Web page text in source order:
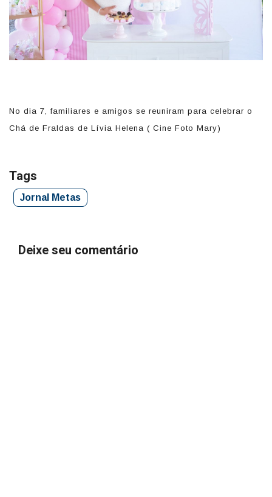
No dia 7, familiares e amigos se reuniram para celebrar o
Chá de Fraldas de Lívia Helena ( Cine Foto Mary)
Tags
Jornal Metas
Deixe seu comentário